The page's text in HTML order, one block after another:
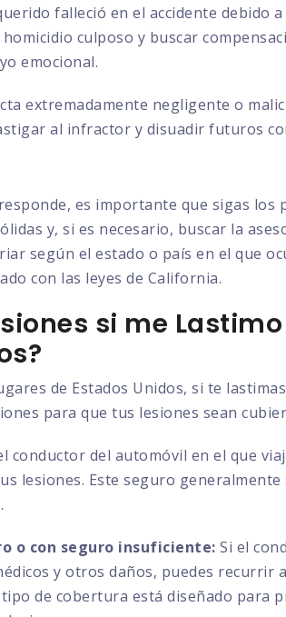
falleció en el accidente debido
culposo y buscar
emocional.
extremadamente negligente o
al infractor y disuadir futuros
es importante que sigas
y, si es necesario, buscar la
según el estado o país en el que
con las leyes de California.
si me
de Estados Unidos, si te
para que tus lesiones sean
conductor del automóvil en el que
lesiones. Este seguro
o con seguro insuficiente: Si el
y otros daños, puedes
de cobertura está diseñado para